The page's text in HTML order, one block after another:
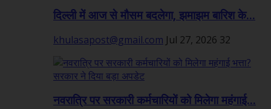
दिल्ली में आज से मौसम बदलेगा, झमाझम बारिश के...
khulasapost@gmail.com Jul 27, 2026 32
नवरात्रि पर सरकारी कर्मचारियों को मिलेगा महंगाई...